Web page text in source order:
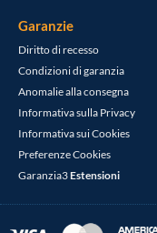
Garanzie
Diritto di recesso
Condizioni di garanzia
Anomalie alla consegna
Informativa sulla Privacy
Informativa sui Cookies
Preferenze Cookies
Garanzia3Estensioni